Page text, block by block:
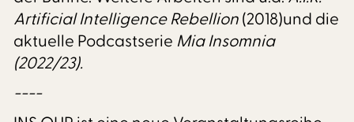
Artificial Intelligence Rebellion(2018)und die
aktuelle Podcastserie Mia Insomnia
(2022/23).
----